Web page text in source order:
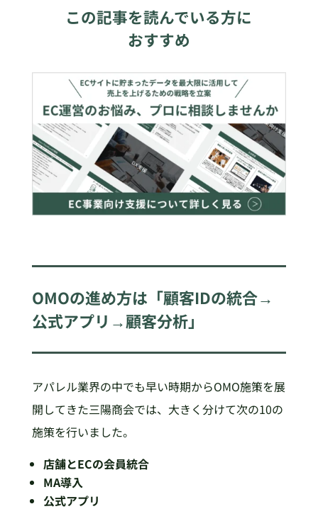
この記事を読んでいる方に
おすすめ
OMOの進め方は「顧客IDの統合→
公式アプリ→顧客分析」
アパレル業界の中でも早い時期からOMO施策を展
開してきた三陽商会では、大きく分けて次の10の
施策を行いました。
店舗とECの会員統合
MA導入
公式アプリ